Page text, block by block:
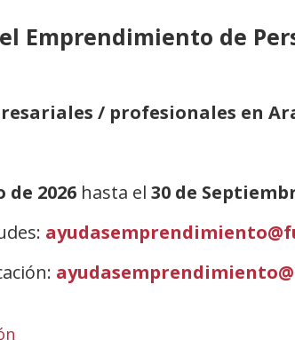
Emprendimiento de
/ profesionales en
de 2026 hasta el 30 de